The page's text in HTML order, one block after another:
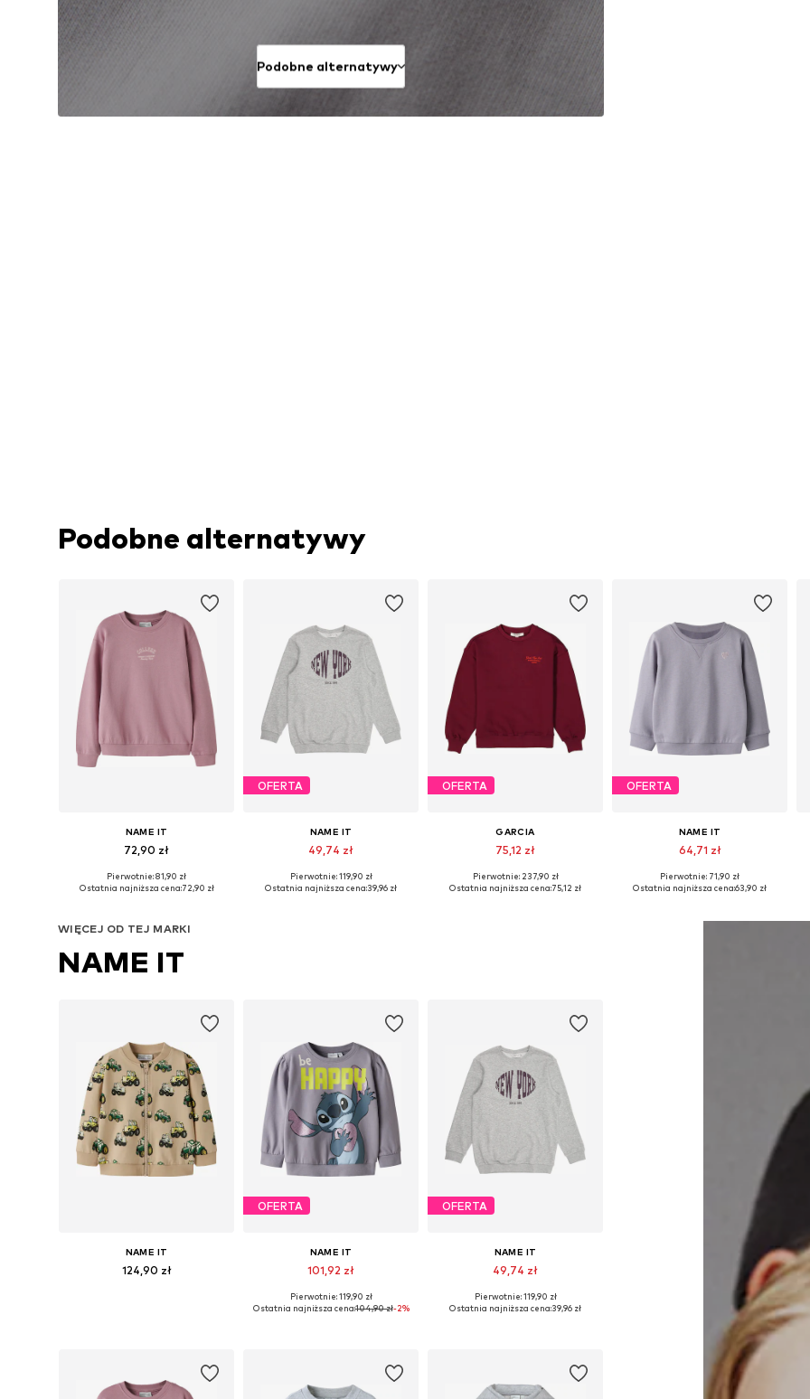
Podobne alternatywy
Podobne alternatywy
NAME IT
72,90 zł
Pierwotnie: 81,90 zł
Ostatnia najniższa cena:72,90 zł
OFERTA
NAME IT
49,74 zł
Pierwotnie: 119,90 zł
Ostatnia najniższa cena:39,96 zł
OFERTA
GARCIA
75,12 zł
Dostępne rozmiary: 128-134
Pierwotnie: 237,90 zł
Ostatnia najniższa cena:75,12 zł
OFERTA
NAME IT
64,71 zł
Dostępne w różnych rozmiarach
Pierwotnie: 71,90 zł
Ostatnia najniższa cena:63,90 zł
WIĘCEJ OD TEJ MARKI
NAME IT
NAME IT
124,90 zł
OFERTA
NAME IT
101,92 zł
Dostępne w różnych rozmiarach
Pierwotnie: 119,90 zł
Ostatnia najniższa cena:104,90 zł-2%
OFERTA
NAME IT
49,74 zł
Pierwotnie: 119,90 zł
Ostatnia najniższa cena:39,96 zł